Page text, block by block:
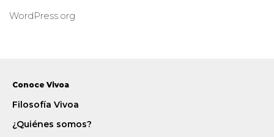
WordPress.org
Conoce Vivoa
Filosofía Vivoa
¿Quiénes somos?